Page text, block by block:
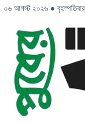
০৬ আগস্ট ২০২৬ ● বৃহস্পতিবার